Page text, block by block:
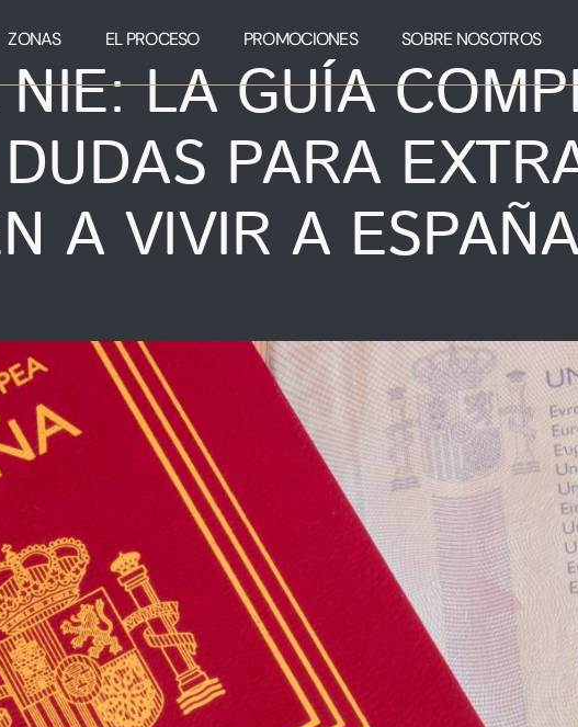
ZONAS EL PROCESO PROMOCIONES SOBRE NOSOTROS
LA GUÍA
PARA
A VIVIR A ESPAÑA